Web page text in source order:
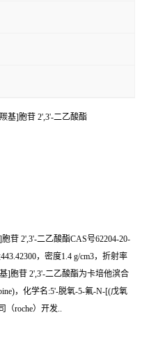
基]胞苷 2',3'-二乙酸酯
苷 2',3'-二乙酸酯CAS号62204-20-
，密度1.4 g/cm3，折射率
]胞苷 2',3'-二乙酸酯为卡培他滨合
，化学名:5'-脱氧-5-氟-N-[(戊氧
roche）开发..